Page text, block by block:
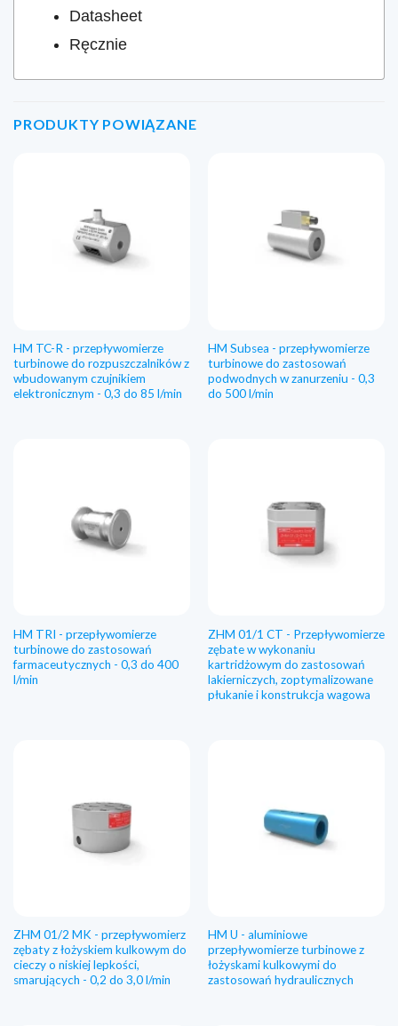
Datasheet
Ręcznie
PRODUKTY POWIĄZANE
HM TC-R - przepływomierze
turbinowe do rozpuszczalników z
wbudowanym czujnikiem
elektronicznym - 0,3 do 85 l/min
HM Subsea - przepływomierze
turbinowe do zastosowań
podwodnych w zanurzeniu - 0,3
do 500 l/min
HM TRI - przepływomierze
turbinowe do zastosowań
farmaceutycznych - 0,3 do 400
l/min
ZHM 01/1 CT - Przepływomierze
zębate w wykonaniu
kartridżowym do zastosowań
lakierniczych, zoptymalizowane
płukanie i konstrukcja wagowa
ZHM 01/2 MK - przepływomierz
zębaty z łożyskiem kulkowym do
cieczy o niskiej lepkości,
smarujących - 0,2 do 3,0 l/min
HM U - aluminiowe
przepływomierze turbinowe z
łożyskami kulkowymi do
zastosowań hydraulicznych